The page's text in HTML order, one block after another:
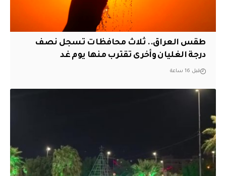
طقس العراق.. ثلاث محافظات تسجل نصف
درجة الغليان وأخرى تقترب منها يوم غد
قبل 16 ساعة